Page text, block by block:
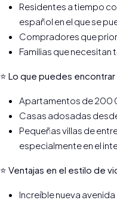
Residentes a tiempo
español en el que se
Compradores que
Familias que
⭐ Lo que puedes encontrar
Apartamentos de 200
Casas adosadas
Pequeñas villas de
especialmente en el
⭐ Ventajas en el estilo de
Increíble nueva avenida